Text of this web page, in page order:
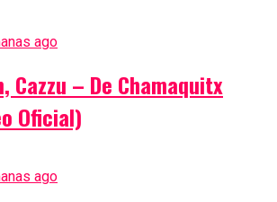
ago
Cazzu – De Chamaquitx
Oficial)
ago